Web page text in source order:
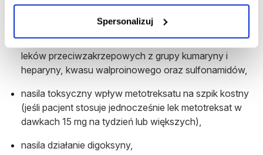
Spersonalizuj
niepożądane ze strony przewodu pokarmowego,
nasila działanie doustnych lekach
przeciwcukrzycowych z grupy sulfonylomocznika,
leków przeciwzakrzepowych z grupy kumaryny i
heparyny, kwasu walproinowego oraz sulfonamidów,
nasila toksyczny wpływ metotreksatu na szpik kostny
(jeśli pacjent stosuje jednocześnie lek metotreksat w
dawkach 15 mg na tydzień lub większych),
nasila działanie digoksyny,